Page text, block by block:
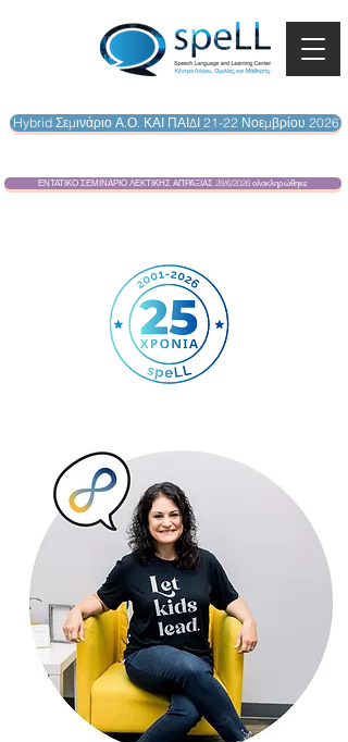
Hybrid Σεμινάριο Α.Ο. ΚΑΙ ΠΑΙΔΙ 21-22 Νοεμβρίου 2026
ΕΝΤΑΤΙΚΟ ΣΕΜΙΝΑΡΙΟ ΛΕΚΤΙΚΗΣ ΑΠΡΑΞΙΑΣ 28/6/2026 ολοκληρώθηκε